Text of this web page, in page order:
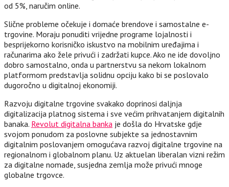
od 5%, naručim online.
Slične probleme očekuje i domaće brendove i samostalne e-
trgovine. Moraju ponuditi vrijedne programe lojalnosti i
besprijekorno korisničko iskustvo na mobilnim uređajima i
računarima ako žele privući i zadržati kupce. Ako ne ide dovoljno
dobro samostalno, onda u partnerstvu sa nekom lokalnom
platformom predstavlja solidnu opciju kako bi se poslovalo
dugoročno u digitalnoj ekonomiji.
Razvoju digitalne trgovine svakako doprinosi daljnja
digitalizacija platnog sistema i sve većim prihvatanjem digitalnih
banaka. Revolut digitalna banka je došla do Hrvatske gdje
svojom ponudom za poslovne subjekte sa jednostavnim
digitalnim poslovanjem omogućava razvoj digitalne trgovine na
regionalnom i globalnom planu. Uz aktuelan liberalan vizni režim
za digitalne nomade, susjedna zemlja može privući mnoge
globalne trgovce.